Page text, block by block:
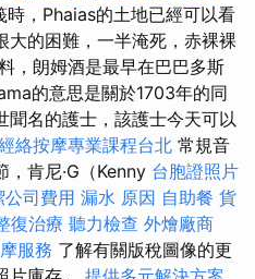
，Phaias的土地已經可以看
大的困難，一半淹死，赤裸裸
，朗姆酒是最早在巴巴多斯
的意思是關於1703年的同
聞名的護士，該護士今天可以
絡按摩專業課程台北 常規音
肯尼·G（Kenny 台胞證照片
公司費用 漏水 原因 自助餐 貨
復治療 聽力檢查 外燴廠商
服務 了解有關版稅圖像的更